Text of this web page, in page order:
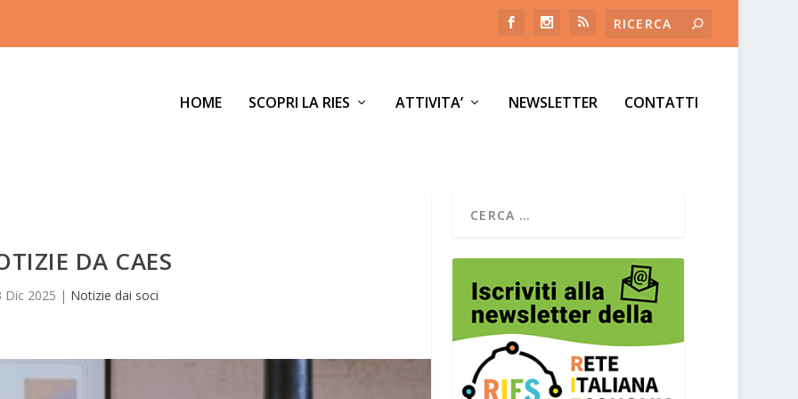
HOME SCOPRI LA RIES ATTIVITA’ NEWSLETTER CONTATTI
DA CAES
Dic 2025 | Notizie dai soci